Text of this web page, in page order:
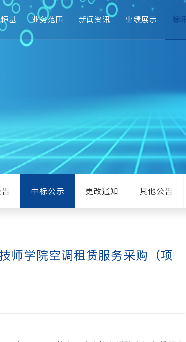
基 业务范围 新闻资讯 业绩展示 标
中标公示 更改通知 其他公告
师学院空调租赁服务采购（项